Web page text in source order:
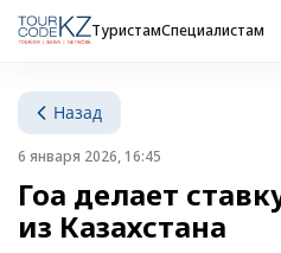
ТуристамСпециалистам
Назад
6 января 2026, 16:45
Гоа делает
из Казахстана